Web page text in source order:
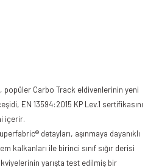
popüler Carbo Track eldivenlerinin yeni
EN 13594:2015 KP Lev.1 sertifikasını
içerir.
detayları, aşınmaya dayanıklı
kalkanları ile birinci sınıf sığır derisi
yarışta test edilmiş bir